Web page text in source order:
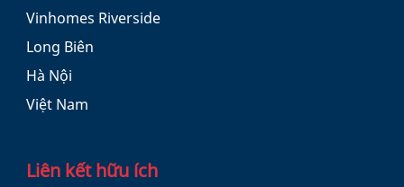
Vinhomes Riverside
Long Biên
Hà Nội
Việt Nam
Liên kết hữu ích